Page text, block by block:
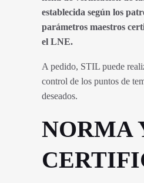
establecida según los
parámetros maestros
el LNE.
A pedido, STIL puede
control de los puntos de
deseados.
NORMA